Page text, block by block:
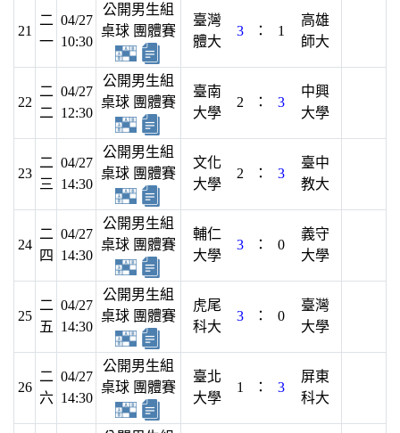
21
二
一
04/27
10:30
公開男生組
桌球 團體賽
臺灣
體大
3 ： 1
高雄
師大
22
二
二
04/27
12:30
公開男生組
桌球 團體賽
臺南
大學
2 ： 3
中興
大學
23
二
三
04/27
14:30
公開男生組
桌球 團體賽
文化
大學
2 ： 3
臺中
教大
24
二
四
04/27
14:30
公開男生組
桌球 團體賽
輔仁
大學
3 ： 0
義守
大學
25
二
五
04/27
14:30
公開男生組
桌球 團體賽
虎尾
科大
3 ： 0
臺灣
大學
26
二
六
04/27
14:30
公開男生組
桌球 團體賽
臺北
大學
1 ： 3
屏東
科大